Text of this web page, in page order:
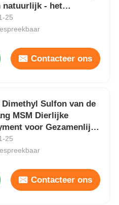
natuurlijk - het
Zwavel
25
Contacteer ons
Dimethyl Sulfon van de
MSM Dierlijke
voor Gezamenlijke
samen
25
Contacteer ons